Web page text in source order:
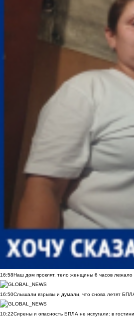
16:58Наш дом проклят, тело женщины 6 часов лежало
16:50Слышали взрывы и думали, что снова летят
10:22Сирены и опасность БПЛА не испугали: в